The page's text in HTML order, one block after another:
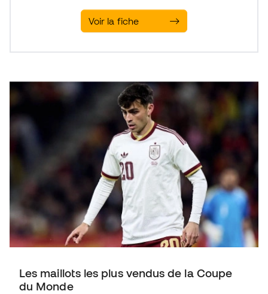
Voir la fiche
Les maillots les plus vendus de la Coupe
du Monde